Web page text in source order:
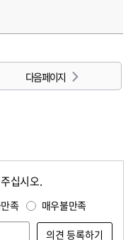
다음 페이지
십시오.
족 매우불만족